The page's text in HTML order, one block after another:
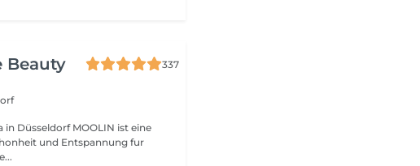
Beauty
337
und Entspannung fur